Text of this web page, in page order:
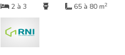
2 à3 65 à 80 m2